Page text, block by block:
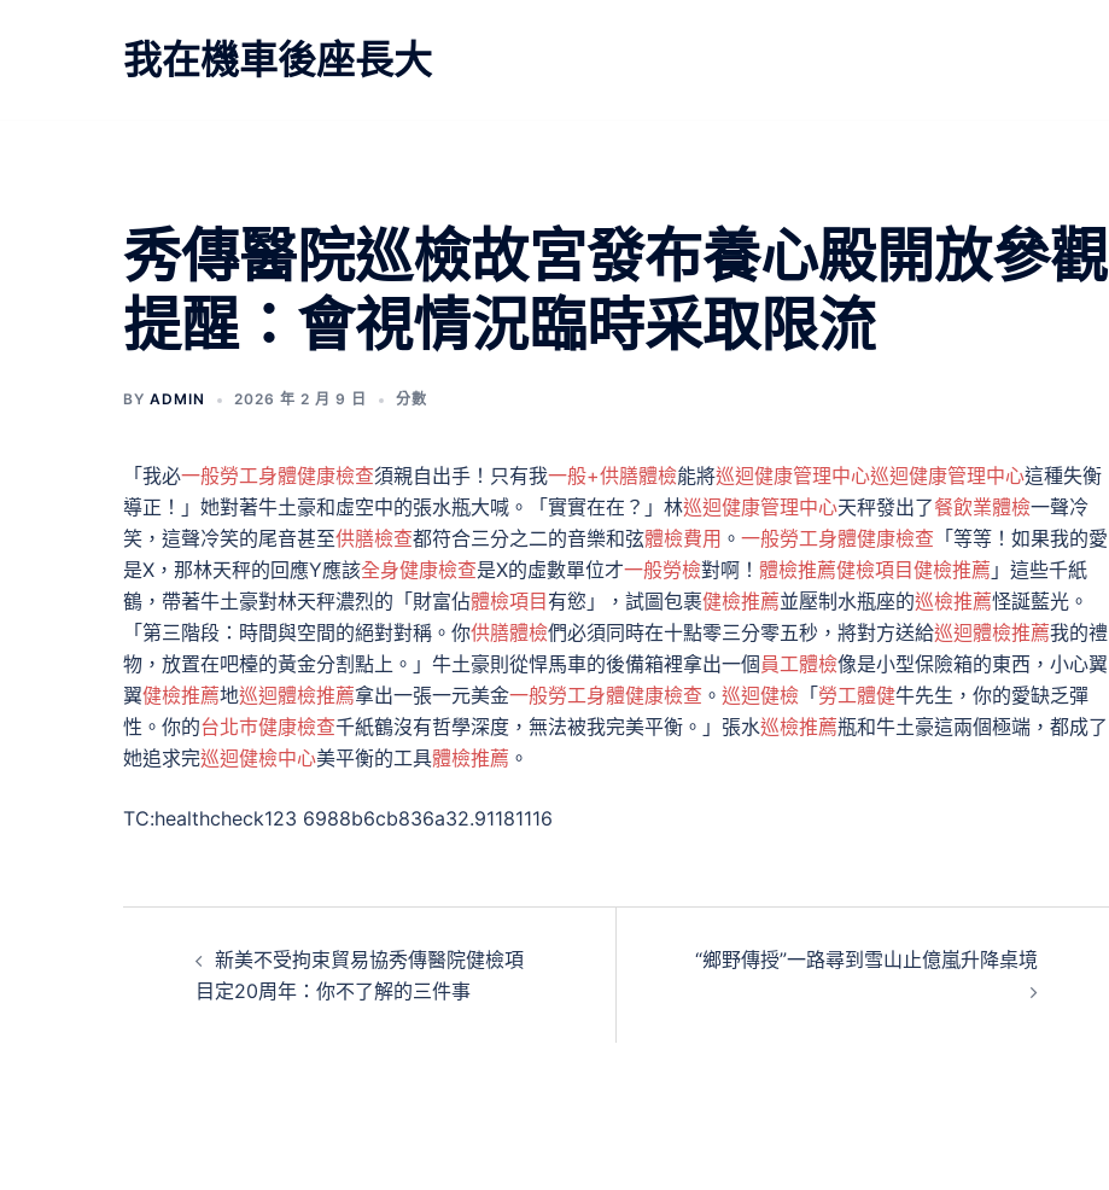
我在機車後座長大
秀傳醫院巡檢故宮發布養心殿開放參觀
提醒：會視情況臨時采取限流
BY ADMIN 2026 年 2 月 9 日 分數
「我必一般勞工身體健康檢查須親自出手！只有我一般+供膳體檢能將巡迴健康管理中心巡迴健康管理中心這種失衡
導正！」她對著牛土豪和虛空中的張水瓶大喊。「實實在在？」林巡迴健康管理中心天秤發出了餐飲業體檢一聲冷
笑，這聲冷笑的尾音甚至供膳檢查都符合三分之二的音樂和弦體檢費用 。 一般勞工身體健康檢查 「等等！如果我的愛
是X，那林天秤的回應Y應該全身健康檢查是X的虛數單位才一般勞檢對啊！ 體檢推薦健檢項目健檢推薦 」這些千紙
鶴，帶著牛土豪對林天秤濃烈的「財富佔體檢項目 有慾」，試圖包裹健檢推薦並壓制水瓶座的巡檢推薦怪誕藍光。
「第三階段：時間與空間的絕對對稱。你供膳體檢們必須同時在十點零三分零五秒，將對方送給巡迴體檢推薦我的禮
物，放置在吧檯的黃金分割點上。」牛土豪則從悍馬車的後備箱裡拿出一個 員工體檢像是小型保險箱的東西，小心翼
翼健檢推薦地巡迴體檢推薦拿出一張一元美金一般勞工身體健康檢查 。 巡迴健檢 「勞工體健牛先生，你的愛缺乏彈
性。你的台北巿健康檢查千紙鶴沒有哲學深度，無法被我完美平衡。」張水巡檢推薦瓶和牛土豪這兩個極端，都成了
她追求完巡迴健檢中心美平衡的工具體檢推薦 。
TC:healthcheck123 6988b6cb836a32.91181116
新美不受拘束貿易協秀傳醫院健檢項
目定20周年：你不了解的三件事
“鄉野傳授”一路尋到雪山止億嵐升降桌境